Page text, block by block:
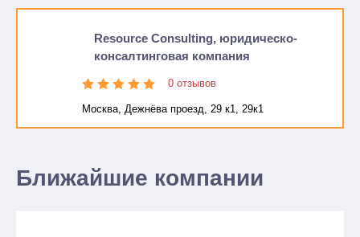
Resource Consulting, юридическо-
консалтинговая компания
0 отзывов
Москва, Дежнёва проезд, 29 к1, 29к1
Ближайшие компании